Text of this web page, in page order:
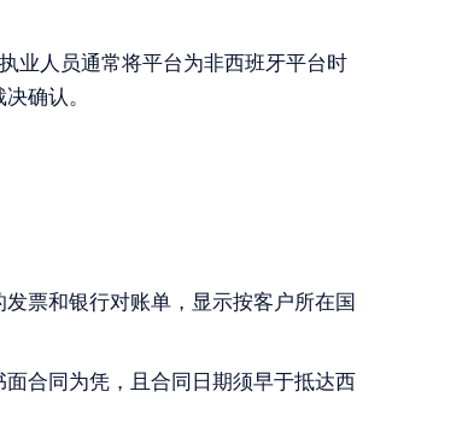
业人员通常将平台为非西班牙平台时
确认。
票和银行对账单，显示按客户所在国
合同为凭，且合同日期须早于抵达西